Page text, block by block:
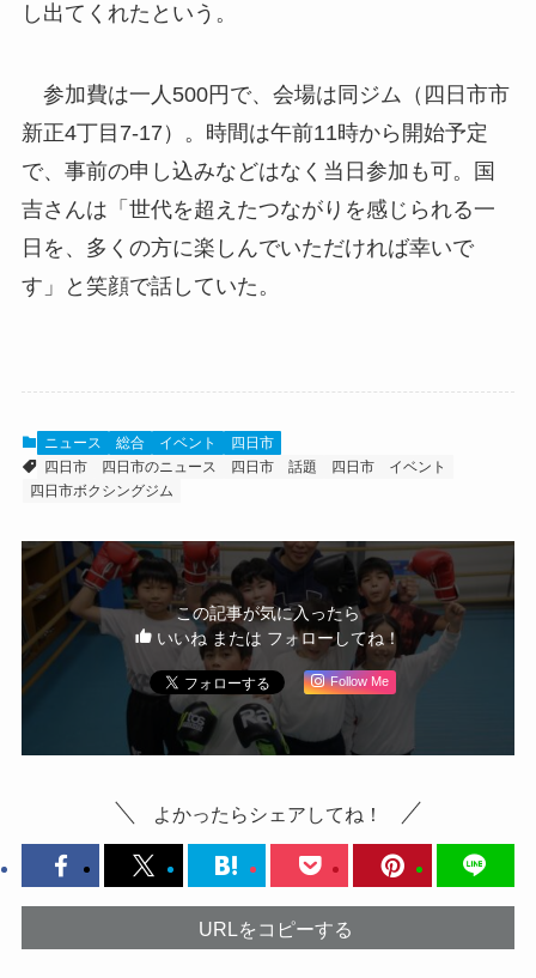
し出てくれたという。
参加費は一人500円で、会場は同ジム（四日市市
新正4丁目7-17）。時間は午前11時から開始予定
で、事前の申し込みなどはなく当日参加も可。国
吉さんは「世代を超えたつながりを感じられる一
日を、多くの方に楽しんでいただければ幸いで
す」と笑顔で話していた。
ニュース 総合 イベント
四日市
四日市
四日市のニュース 四日市 話題
四日市 イベント
四日市ボクシングジム
この記事が気に入ったら
いいね または フォローしてね！
Follow Me
よかったらシェアしてね！
URLをコピーする